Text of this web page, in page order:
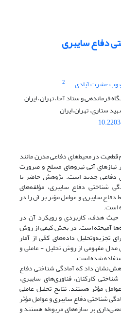
دفاع سایبری
عشرت آبادی
2
فرماندهی و ستاد آجا، تهران، ایران
ستاری، تهران،ایران
در محیط‌های دفاعی مدرن مانند
نیازهای آتی نیروهای مسلح و ضرورت
دفاعی جدید است. پژوهش حاضر با
شناختی دفاع سایبری، مؤلفه‌های
دفاع سایبری و عوامل مؤثر بر آن را در
است.
هدف، کاربردی و رویکرد آن در
آمیخته است. در بخش کیفی از روش
تجزیه‌وتحلیل داده‌های کمّی از آمار
مدل مفهومی از روش تحلیل - عاملی و
شده است.
نشان داد که آمادگی‌ شناختی دفاع
کارکنان، فناوری‌های سایبری،
مؤثر هستند. نتایج تحلیل عاملی
شناختی دفاع سایبری و عوامل مؤثر
معنی‌داری بر سازه‌های مربوطه هستند و